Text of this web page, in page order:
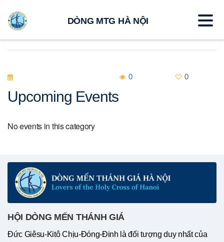
0 0
Upcoming Events
No events in this category
HỘI DÒNG MẾN THÁNH GIÁ
Đức Giêsu-Kitô Chịu-Đóng-Đinh là đối tượng duy nhất của
DÒNG MTG HÀ NỘI